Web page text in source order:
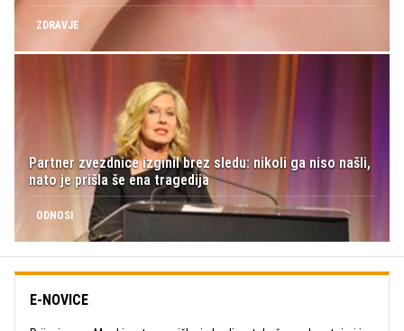
ZDRAVJE
Partner zvezdnice izginil brez sledu: nikoli ga niso našli,
nato je prišla še ena tragedija
ODNOSI
E-NOVICE